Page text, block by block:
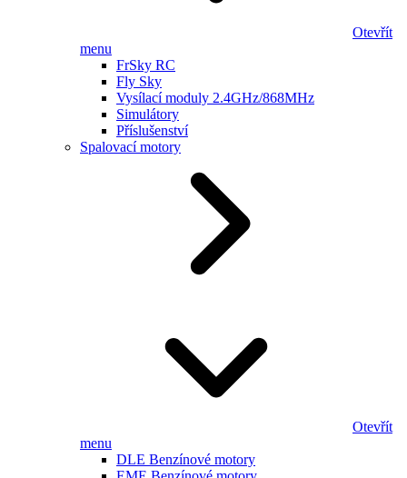
Otevřít
menu
FrSky RC
Fly Sky
Vysílací moduly 2.4GHz/868MHz
Simulátory
Příslušenství
Spalovací motory
Otevřít
menu
DLE Benzínové motory